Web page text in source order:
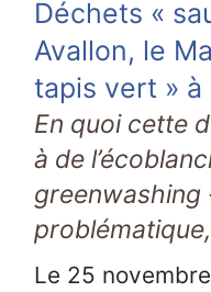
Déchets «
Avallon, le
tapis vert » à
En quoi cette
à de
Le 25